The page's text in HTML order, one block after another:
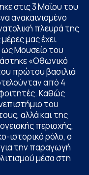
στις 3 Μαΐου του
ανακαινισμένο
πλευρά της
μας έχει
ως Μουσείο του
«Οθωνικό
πρώτου βασιλιά
από 4
Καθώς
του
αλλά και της
περιοχής,
ιστορικό ρόλο, ο
την παραγωγή
μέσα στη